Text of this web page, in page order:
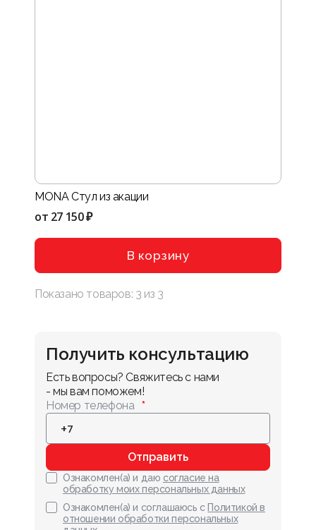
MONA Стул из акации
от 27 150 ₽
В корзину
Показано товаров: 3 из 3
Получить консультацию
Есть вопросы? Свяжитесь с нами
- мы вам поможем!
Номер телефона
Отправить
Ознакомлен(а) и даю согласие на
обработку моих персональных данных
Ознакомлен(а) и соглашаюсь с Политикой в
отношении обработки персональных